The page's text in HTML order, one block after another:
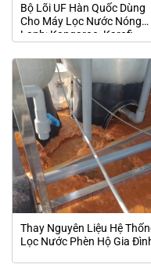
Bộ Lõi UF Hàn Quốc Dùng
Cho Máy Lọc Nước Nóng
Lạnh: Kangaroo, Karofi,
Thay Nguyên Liệu Hệ
Lọc Nước Phèn Hộ Gia